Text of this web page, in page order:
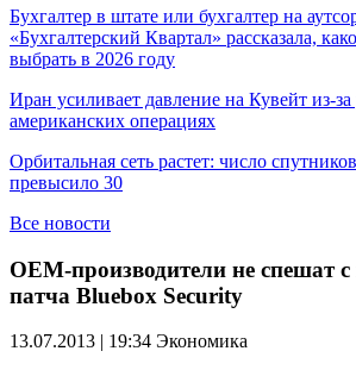
Бухгалтер в штате или бухгалтер на
«Бухгалтерский Квартал» рассказала,
выбрать в 2026 году
Иран усиливает давление на Кувейт из-за
американских операциях
Орбитальная сеть растет: число
превысило 30
Все новости
OEM-производители не спешат
патча Bluebox Security
13.07.2013 | 19:34 Экономика